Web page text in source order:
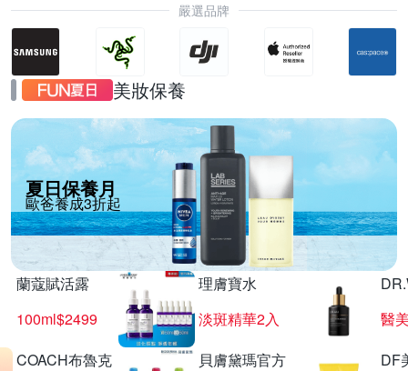
嚴選品牌
美妝保養
夏日保養月
歐爸養成3折起
蘭蔻賦活露
100ml$2499
理膚寶水
淡斑精華2入
醫
COACH布魯克
貝膚黛瑪官方
DF